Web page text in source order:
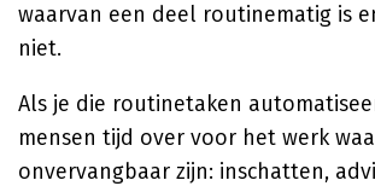
waarvan een deel routinematig is
niet.
Als je die routinetaken
mensen tijd over voor het werk
onvervangbaar zijn: inschatten,